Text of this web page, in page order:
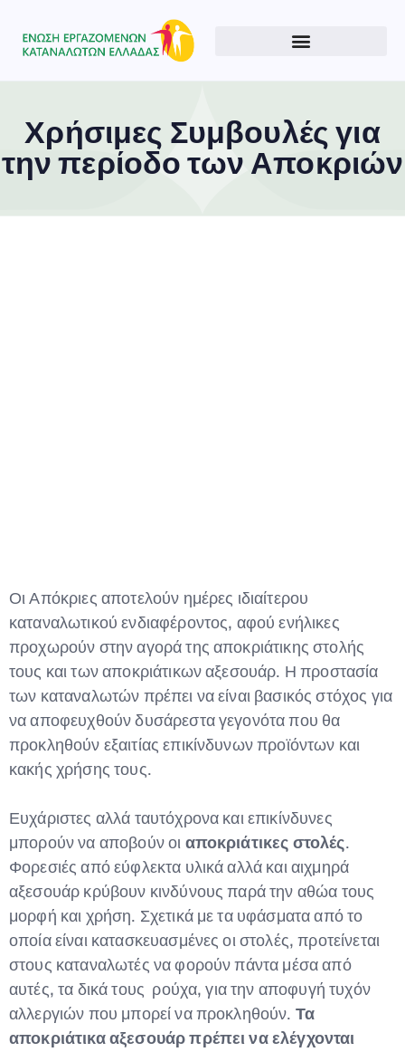
Χρήσιμες Συμβουλές για
την περίοδο των Αποκριών
Οι Απόκριες αποτελούν ημέρες ιδιαίτερου
καταναλωτικού ενδιαφέροντος, αφού ενήλικες
προχωρούν στην αγορά της αποκριάτικης στολής
τους και των αποκριάτικων αξεσουάρ. Η προστασία
των καταναλωτών πρέπει να είναι βασικός στόχος για
να αποφευχθούν δυσάρεστα γεγονότα που θα
προκληθούν εξαιτίας επικίνδυνων προϊόντων και
κακής χρήσης τους.
Ευχάριστες αλλά ταυτόχρονα και επικίνδυνες
μπορούν να αποβούν οι αποκριάτικες στολές.
Φορεσιές από εύφλεκτα υλικά αλλά και αιχμηρά
αξεσουάρ κρύβουν κινδύνους παρά την αθώα τους
μορφή και χρήση. Σχετικά με τα υφάσματα από το
οποία είναι κατασκευασμένες οι στολές, προτείνεται
στους καταναλωτές να φορούν πάντα μέσα από
αυτές, τα δικά τους ρούχα, για την αποφυγή τυχόν
αλλεργιών που μπορεί να προκληθούν. Τα
αποκριάτικα αξεσουάρ πρέπει να ελέγχονται